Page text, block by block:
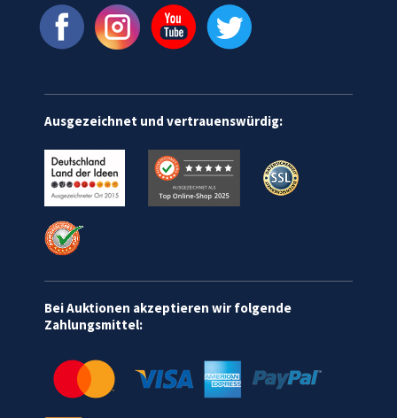
Ausgezeichnet und vertrauenswürdig:
Bei Auktionen akzeptieren wir folgende
Zahlungsmittel: